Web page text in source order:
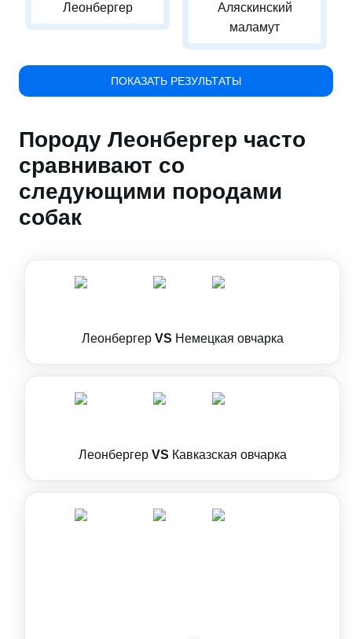
Леонбергер
Аляскинский
маламут
ПОКАЗАТЬ РЕЗУЛЬТАТЫ
Породу Леонбергер часто
сравнивают со
следующими породами
собак
Леонбергер VS Немецкая овчарка
Леонбергер VS Кавказская овчарка